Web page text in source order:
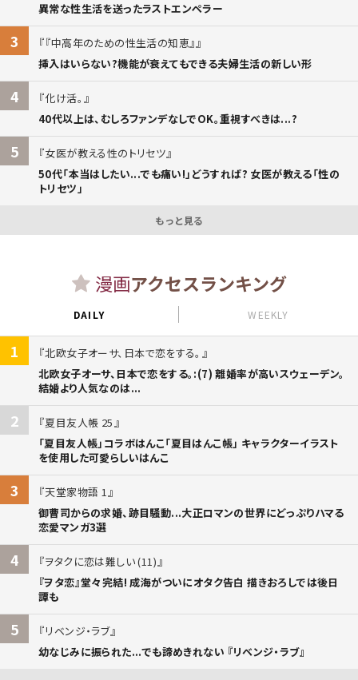
異常な性生活を送ったラストエンペラー
3
『中高年のための性生活の知恵』
挿入はいらない?機能が衰えてもできる夫婦生活の新しい形
4
化け活。
40代以上は、むしろファンデなしでOK。重視すべきは...?
5
女医が教える性のトリセツ
50代「本当はしたい...でも痛い!」どうすれば? 女医が教える「性の
トリセツ」
もっと見る
漫画アクセスランキング
DAILY WEEKLY
1
北欧女子オーサ、日本で恋をする。
北欧女子オーサ、日本で恋をする。:(7) 離婚率が高いスウェーデン。
結婚より人気なのは...
2
夏目友人帳 25
「夏目友人帳」コラボはんこ「夏目はんこ帳」 キャラクターイラスト
を使用した可愛らしいはんこ
3
天堂家物語 1
御曹司からの求婚、跡目騒動...大正ロマンの世界にどっぷりハマる
恋愛マンガ3選
4
ヲタクに恋は難しい (11)
『ヲタ恋』堂々完結! 成海がついにオタク告白 描きおろしでは後日
譚も
5
リベンジ・ラブ
幼なじみに振られた...でも諦めきれない 『リベンジ・ラブ』